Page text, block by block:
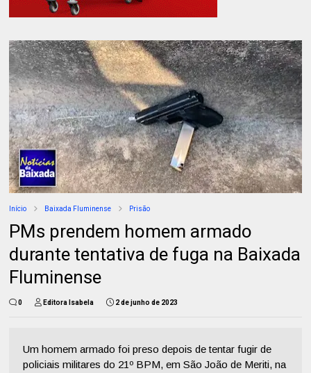
Início Baixada Fluminense Prisão
PMs prendem homem armado
durante tentativa de fuga na Baixada
Fluminense
0 Editora Isabela 2 de junho de 2023
Um homem armado foi preso depois de tentar fugir de
policiais militares do 21º BPM, em São João de Meriti, na